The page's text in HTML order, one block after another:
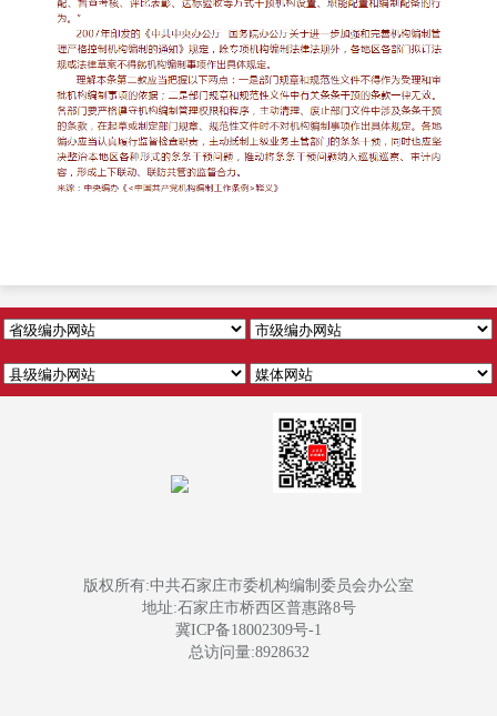
版权所有:中共石家庄市委机构编制委员会办公室
地址:石家庄市桥西区普惠路8号
冀ICP备18002309号-1
总访问量:8928632